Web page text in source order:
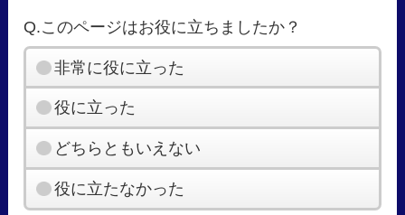
Q.このページはお役に立ちましたか？
非常に役に立った
役に立った
どちらともいえない
役に立たなかった